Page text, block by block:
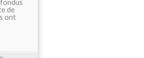
de
ont